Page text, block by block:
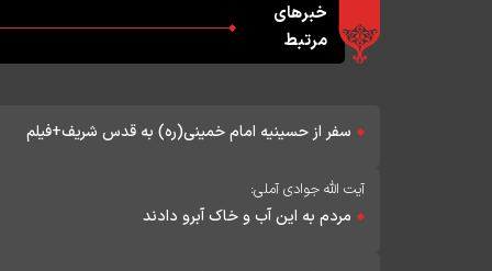
خبرهای
مرتبط
سفر از حسینیه امام خمینی(ره) به قدس شریف+فیلم
آیت الله جوادی آملی:
مردم به این آب و خاک آبرو دادند